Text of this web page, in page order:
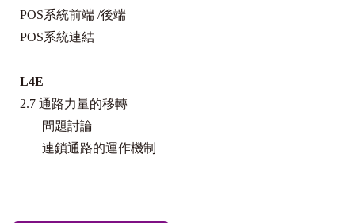
POS系統前端 /後端
POS系統連結
L4E
2.7 通路力量的移轉
問題討論
連鎖通路的運作機制